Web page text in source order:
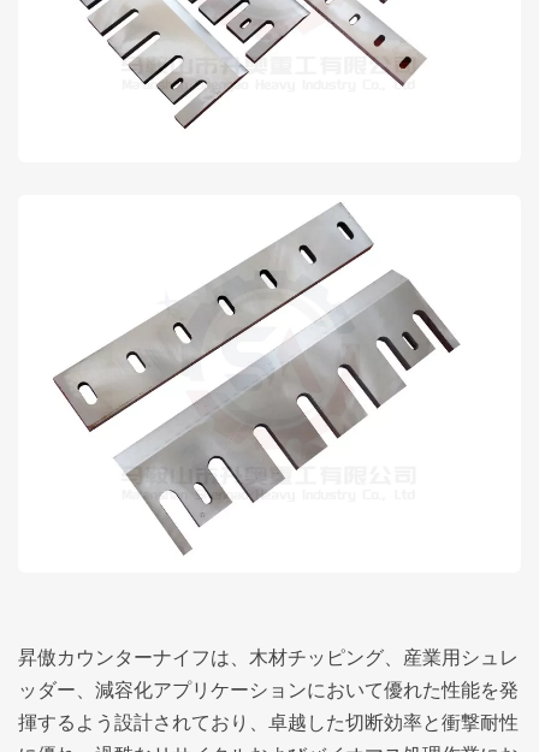
昇傲カウンターナイフは、木材チッピング、産業用シュレ
ッダー、減容化アプリケーションにおいて優れた性能を発
揮するよう設計されており、卓越した切断効率と衝撃耐性